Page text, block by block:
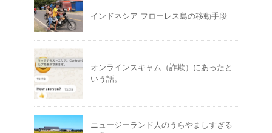
インドネシア フローレス島の移動手段
オンラインスキャム（詐欺）にあったと
いう話。
ニュージーランド人のうらやましすぎる